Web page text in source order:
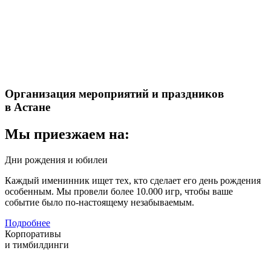
Организация мероприятий и праздников
в Астане
Мы приезжаем на:
Дни рождения и юбилеи
Каждый именинник ищет тех, кто сделает его день рождения
особенным. Мы провели более 10.000 игр, чтобы ваше
событие было по-настоящему незабываемым.
Подробнее
Корпоративы
и тимбилдинги